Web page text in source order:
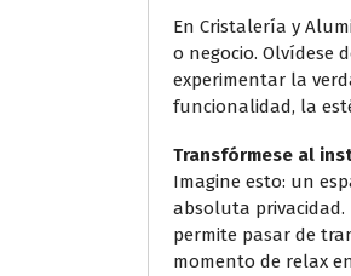
En Cristalería y
o negocio. Olvídese
experimentar la
funcionalidad, la
Transfórmese al
Imagine esto: un
absoluta
permite pasar de
momento de relax